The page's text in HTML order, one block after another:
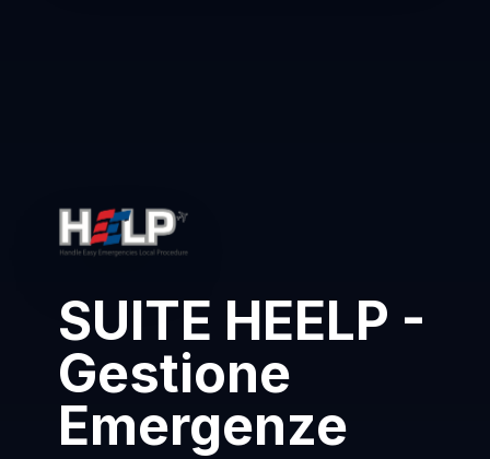
SUITE HEELP -
Gestione
Emergenze